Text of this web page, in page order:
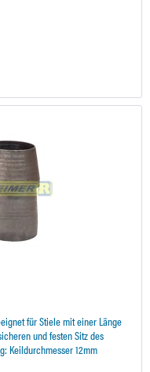
für Stiele mit einer Länge
und festen Sitz des
Keildurchmesser 12mm